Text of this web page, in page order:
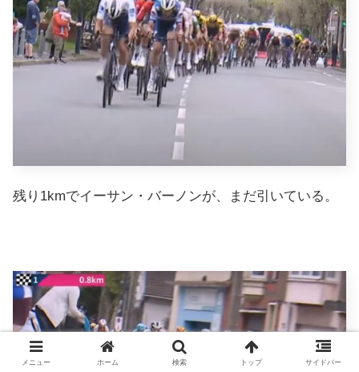
残り1kmでイーサン・バーノンが、まだ引いている。
メニュー ホーム 検索 トップ サイドバー